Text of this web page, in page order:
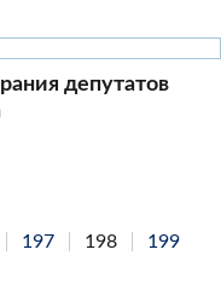
депутатов
197 198
199